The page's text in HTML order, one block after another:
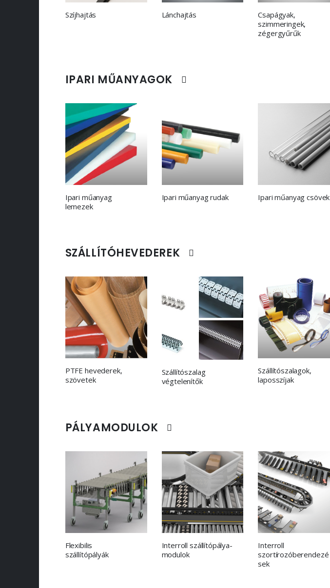
Szíjhajtás Lánchajtás
Csapágyak,
szimmeringek,
zégergyűrűk
IPARI MŰANYAGOK
Ipari műanyag
lemezek
Ipari műanyag rudak Ipari műanyag csövek
SZÁLLÍTÓHEVEDEREK
PTFE hevederek,
szövetek
Szállítószalag
végtelenítők
Szállítószalagok,
laposszíjak
PÁLYAMODULOK
Flexibilis
szállítópályák
Interroll szállítópálya-
modulok
Interroll
szortírozóberendezé
sek